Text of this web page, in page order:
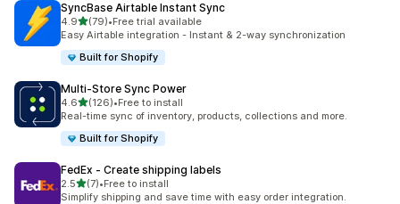
SyncBase Airtable Instant Sync
4.9เต็ม 5 ดาว
(79)
ทั้งหมด 79 รีวิว
•Free trial available
Easy Airtable integration - Instant & 2-way synchronization
Built for Shopify
Multi‑Store Sync Power
4.6เต็ม 5 ดาว
(126)
ทั้งหมด 126 รีวิว
•Free to install
Real-time sync of inventory, products, collections and more.
Built for Shopify
FedEx ‑ Create shipping labels
2.5เต็ม 5 ดาว
(7)
ทั้งหมด 7 รีวิว
•Free to install
Simplify shipping and save time with easy order integration.